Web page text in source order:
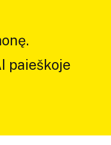
paieškoje